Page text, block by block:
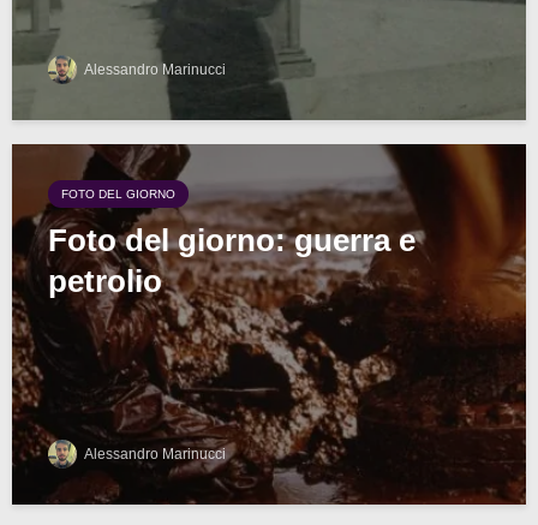
Alessandro Marinucci
FOTO DEL GIORNO
Foto del giorno: guerra e
petrolio
Alessandro Marinucci